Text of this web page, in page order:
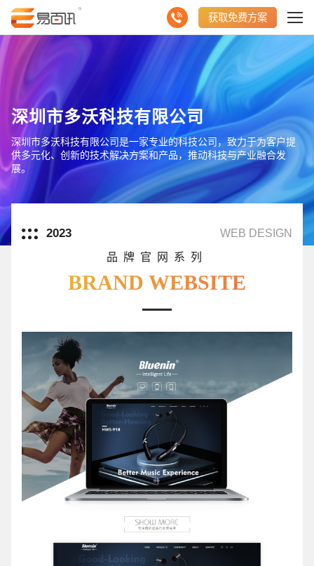
获取免费方案
深圳市多沃科技有限公司
深圳市多沃科技有限公司是一家专业的科技公司，致力于为客户提
供多元化、创新的技术解决方案和产品，推动科技与产业融合发
展。
2023
WEB DESIGN
品牌官网系列
BRAND WEBSITE
请输入您的公司名称